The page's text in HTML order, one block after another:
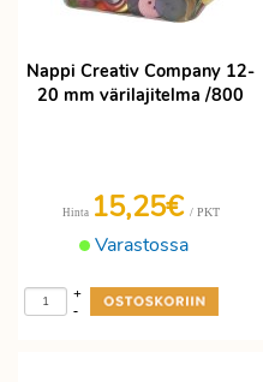
Nappi Creativ Company 12-
20 mm värilajitelma /800
Varastossa
Hinta 15,25€ / PKT
-
+